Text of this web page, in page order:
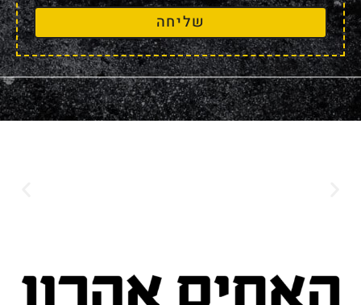
שליחה